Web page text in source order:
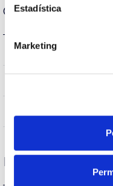
Estadística
Marketing
Carcasa y Acabado
IP Índice de
Rendimiento